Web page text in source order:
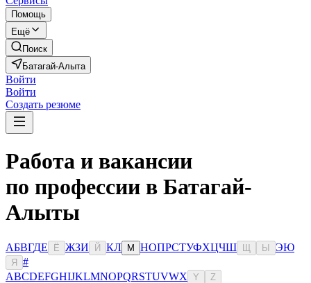
Помощь
Ещё
Поиск
Батагай-Алыта
Войти
Войти
Создать резюме
Работа и вакансии
по профессии в Батагай-
Алыты
АБВГДЕ Ё ЖЗИ Й КЛ М НОПРСТУФХЦЧШ Ы ЭЮ
Я
#
ABCDEFGHIJKLMNOPQRSTUVWX Y Z